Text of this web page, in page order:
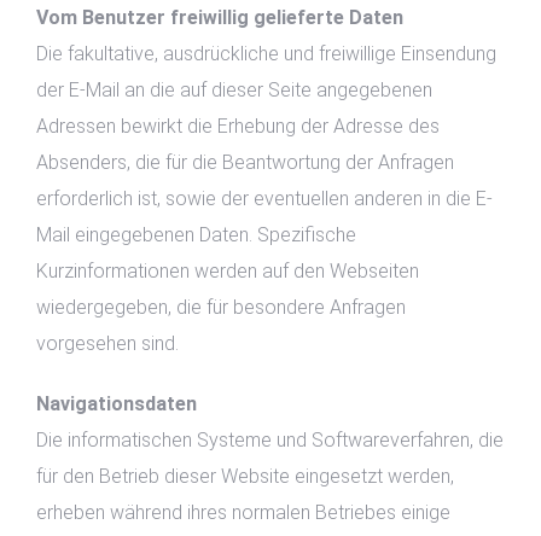
Vom Benutzer freiwillig gelieferte Daten
Die fakultative, ausdrückliche und freiwillige Einsendung
der E-Mail an die auf dieser Seite angegebenen
Adressen bewirkt die Erhebung der Adresse des
Absenders, die für die Beantwortung der Anfragen
erforderlich ist, sowie der eventuellen anderen in die E-
Mail eingegebenen Daten. Spezifische
Kurzinformationen werden auf den Webseiten
wiedergegeben, die für besondere Anfragen
vorgesehen sind.
Navigationsdaten
Die informatischen Systeme und Softwareverfahren, die
für den Betrieb dieser Website eingesetzt werden,
erheben während ihres normalen Betriebes einige